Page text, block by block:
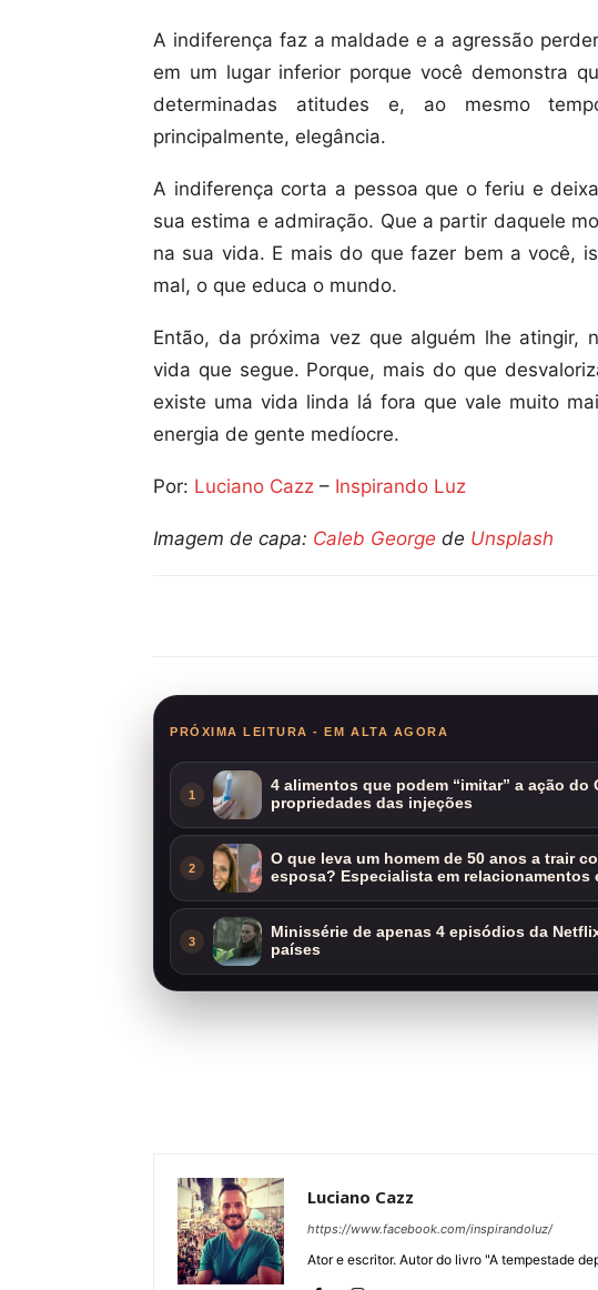
A indiferença faz a maldade e a agressão
em um lugar inferior porque você demonstra
determinadas atitudes e, ao mesmo
principalmente, elegância.
A indiferença corta a pessoa que o feriu e
sua estima e admiração. Que a partir daquele
na sua vida. E mais do que fazer bem a você,
mal, o que educa o mundo.
Então, da próxima vez que alguém lhe atingir,
vida que segue. Porque, mais do que
existe uma vida linda lá fora que vale muito
energia de gente medíocre.
Por: Luciano Cazz – Inspirando Luz
Imagem de capa: Caleb George de Unsplash
PRÓXIMA LEITURA - EM ALTA AGORA
1
4 alimentos que podem “imitar” a ação do
propriedades das injeções
2
O que leva um homem de 50 anos a trair
esposa? Especialista em relacionamentos
3
Minissérie de apenas 4 episódios da
países
Luciano Cazz
https://www.facebook.com/inspirandoluz/
Ator e escritor. Autor do livro "A tempestade